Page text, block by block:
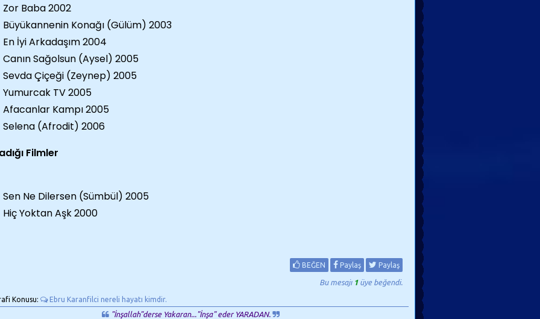
Zor Baba 2002
Büyükannenin Konağı (Gülüm) 2003
En İyi Arkadaşım 2004
Canın Sağolsun (Aysel) 2005
Sevda Çiçeği (Zeynep) 2005
Yumurcak TV 2005
Afacanlar Kampı 2005
Selena (Afrodit) 2006
Filmler
Sen Ne Dilersen (Sümbül) 2005
Hiç Yoktan Aşk 2000
BEĞEN Paylaş Paylaş
Bu mesajı 1üye beğendi.
Konusu: Ebru Karanfilci nereli hayatı kimdir.
"İnşallah"derse Yakaran..."İnşa" eder YARADAN.